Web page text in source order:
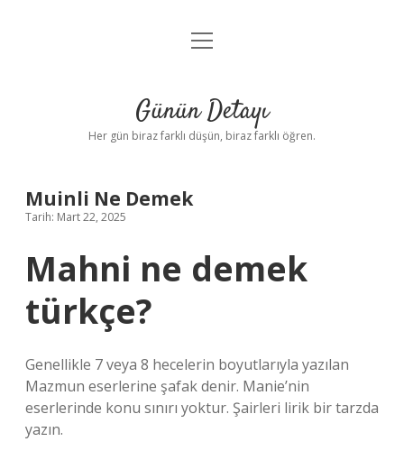
Anasayfa
Yasal Uyarı
menüyü
Günün Detayı
Her gün biraz farklı düşün, biraz farklı öğren.
Muinli Ne Demek
Tarih: Mart 22, 2025
Mahni ne demek
türkçe?
Genellikle 7 veya 8 hecelerin boyutlarıyla yazılan
Mazmun eserlerine şafak denir. Manie’nin
eserlerinde konu sınırı yoktur. Şairleri lirik bir tarzda
yazın.